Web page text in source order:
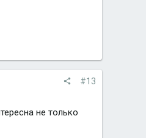
#13
не только